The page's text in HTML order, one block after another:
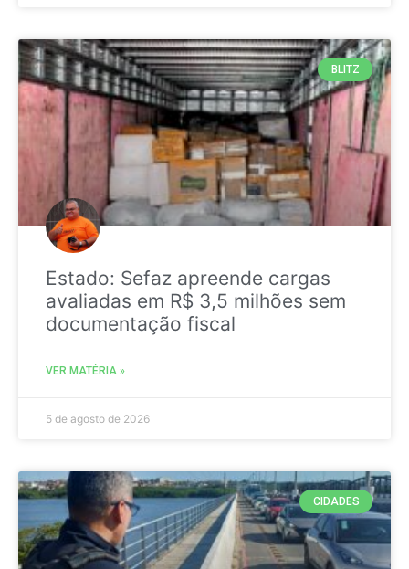
BLITZ
Estado: Sefaz apreende cargas
avaliadas em R$ 3,5 milhões sem
documentação fiscal
VER MATÉRIA »
5 de agosto de 2026
CIDADES